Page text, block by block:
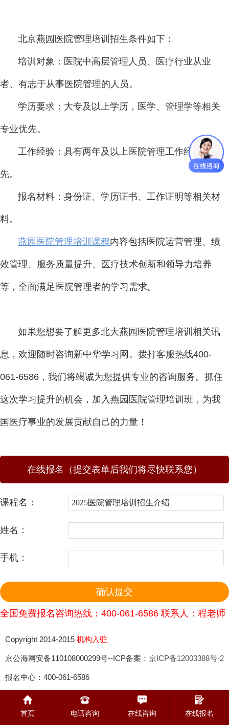
北京燕园医院管理培训招生条件如下：
培训对象：医院中高层管理人员、医疗行业从业
者、有志于从事医院管理的人员。
学历要求：大专及以上学历，医学、管理学等相关
专业优先。
工作经验：具有两年及以上医院管理工作经验者优
先。
报名材料：身份证、学历证书、工作证明等相关材
料。
燕园医院管理培训课程内容包括医院运营管理、绩
效管理、服务质量提升、医疗技术创新和领导力培养
等，全面满足医院管理者的学习需求。
如果您想要了解更多北大燕园医院管理培训相关讯
息，欢迎随时咨询新中华学习网。拨打客服热线400-
061-6586，我们将竭诚为您提供专业的咨询服务。抓住
这次学习提升的机会，加入燕园医院管理培训班，为我
国医疗事业的发展贡献自己的力量！
在线报名（提交表单后我们将尽快联系您）
课程名：
姓名：
手机：
全国免费报名咨询热线：400-061-6586 联系人：程老师
Copyright 2014-2015 机构入驻
京公海网安备110108000299号--ICP备案： 京ICP备12003388号-2
报名中心：400-061-6586
首页 电话咨询 在线咨询 在线报名